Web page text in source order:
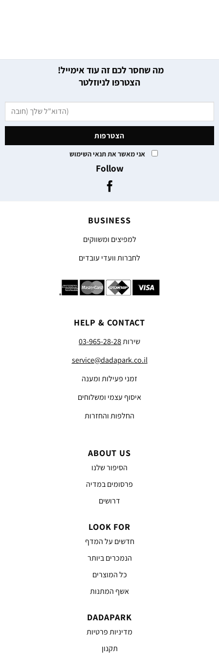
מה שחסר לכם זה עוד אימייל!
הצטרפו לניוזלטר
אני מאשר את תנאי השימוש
Follow
BUSINESS
למפיצים ומשווקים
לחברות וועדי עובדים
HELP & CONTACT
שירות03-965-28-28
service@dadapark.co.il
זמני פעילות ומענה
איסוף עצמי ומשלוחים
החלפות והחזרות
ABOUT US
הסיפור שלנו
פרסומים במדיה
דרושים
LOOK FOR
חדשים על המדף
הנמכרים ביותר
כל המוצרים
אשף המתנות
DADAPARK
מדיניות פרטיות
תקנון